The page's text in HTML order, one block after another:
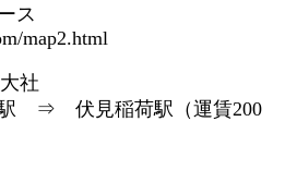
ス
map2.html
社
駅 ⇒ 伏見稲荷駅（運賃200